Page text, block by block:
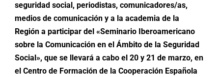
seguridad social, periodistas, comunicadores/as,
medios de comunicación y a la academia de la
Región a participar del «Seminario Iberoamericano
sobre la Comunicación en el Ámbito de la Seguridad
Social», que se llevará a cabo el 20 y 21 de marzo, en
el Centro de Formación de la Cooperación Española